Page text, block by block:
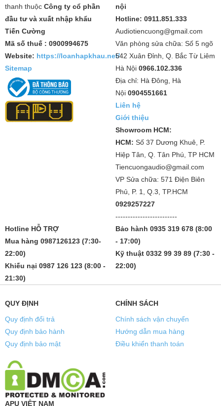
thanh thuộc Công ty cổ phần
đầu tư và xuất nhập khẩu
Tiến Cường
Mã số thuế : 0900994675
Website: https://loanhapkhau.net/
Sitemap
nội
Hotline: 0911.851.333
Audiotiencuong@gmail.com
Văn phòng sửa chữa: Số 5 ngõ
542 Xuân Đỉnh, Q. Bắc Từ Liêm
Hà Nội 0966.102.336
Địa chỉ: Hà Đông, Hà
Nội 0904551661
Liên hệ
Giới thiệu
Showroom HCM:
HCM: Số 37 Dương Khuê, P.
Hiệp Tân, Q. Tân Phú, TP HCM
Tiencuongaudio@gmail.com
VP Sửa chữa: 571 Điện Biên
Phủ, P. 1, Q.3, TP.HCM
0929257227
-------------------------
Hotline HỖ TRỢ
Mua hàng 0987126123 (7:30-
22:00)
Khiếu nại 0987 126 123 (8:00 -
21:30)
Bảo hành 0935 319 678 (8:00
- 17:00)
Kỹ thuật 0332 99 39 89 (7:30 -
22:00)
QUY ĐỊNH
Quy định đổi trả
Quy định bảo hành
Quy định bảo mật
CHÍNH SÁCH
Chính sách vận chuyển
Hướng dẫn mua hàng
Điều khiển thanh toán
APU VIỆT NAM